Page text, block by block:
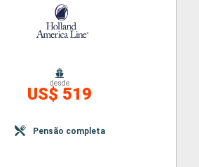
desde
US$ 519
Pensão completa